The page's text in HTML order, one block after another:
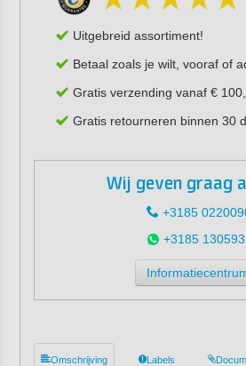
Uitgebreid assortiment!
Betaal zoals je wilt, vooraf of
Gratis verzending vanaf €
Gratis retourneren binnen 30
Wij geven graag
+3185
+3185
Omschrijving Labels